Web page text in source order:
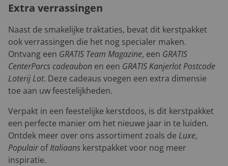
Extra verrassingen
Naast de smakelijke traktaties, bevat dit kerstpakket
ook verrassingen die het nog specialer maken.
Ontvang een GRATIS Team Magazine, een GRATIS
CenterParcs cadeaubon en een GRATIS Kanjerlot Postcode
Loterij Lot. Deze cadeaus voegen een extra dimensie
toe aan uw feestelijkheden.
Verpakt in een feestelijke kerstdoos, is dit kerstpakket
een perfecte manier om het nieuwe jaar in te luiden.
Ontdek meer over ons assortiment zoals de Luxe,
PopulairofItaliaans kerstpakket voor nog meer
inspiratie.